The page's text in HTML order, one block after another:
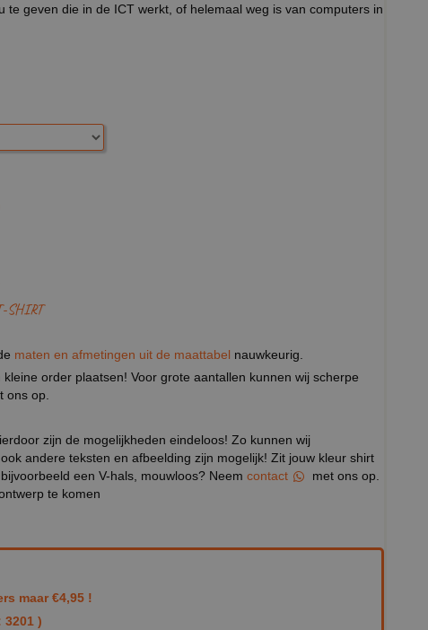
te geven die in de ICT werkt, of helemaal weg is van computers in
SHIRT
maten en afmetingen uit de maattabel nauwkeurig.
order plaatsen! Voor grote aantallen kunnen wij scherpe
ons op.
zijn de mogelijkheden eindeloos! Zo kunnen wij
andere teksten en afbeelding zijn mogelijk! Zit jouw kleur shirt
een V-hals, mouwloos? Neem contact
met ons op.
te komen
maar €4,95 !
3201 )